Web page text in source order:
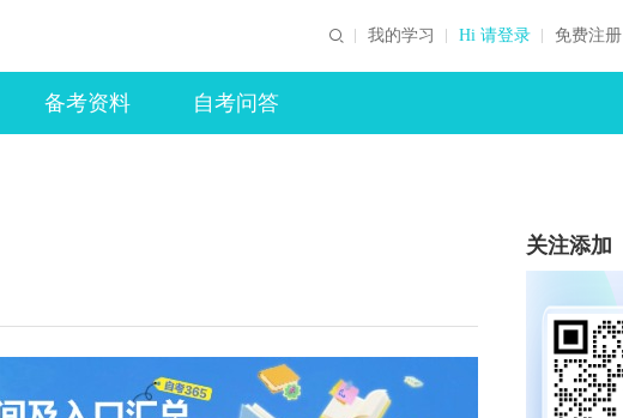
我的学习 Hi 请登录 免费注册
备考资料 自考问答
关注添加